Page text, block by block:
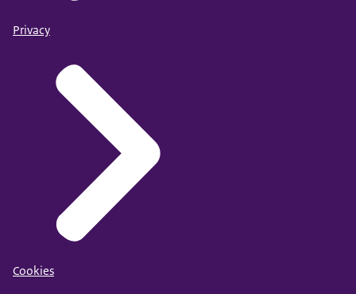
Privacy
Cookies